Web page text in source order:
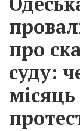
про
суду: